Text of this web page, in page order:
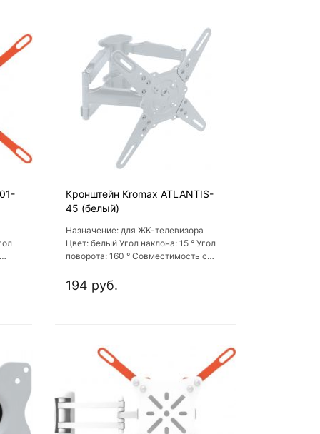
Кронштейн Kromax ATLANTIS-
45 (белый)
Назначение: для ЖК-телевизора
Цвет: белый Угол наклона: 15 ° Угол
поворота: 160 ° Совместимость с
300x300, 75x75
194 руб.